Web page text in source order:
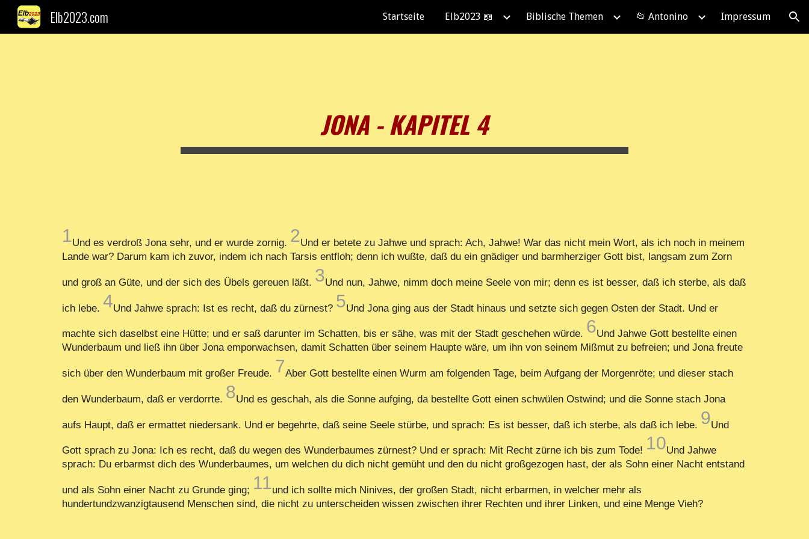
Skip to navigation
Elb2023.com Startseite Elb2023 📖 Biblische Themen 📂 Antonino Impressum
JONA - KAPITEL 4
1Und es verdroß Jona sehr, und er wurde zornig. 2Und er betete zu Jahwe und sprach: Ach, Jahwe! War das nicht mein Wort, als ich noch in meinem
Lande war? Darum kam ich zuvor, indem ich nach Tarsis entfloh; denn ich wußte, daß du ein gnädiger und barmherziger Gott bist, langsam zum Zorn
und groß an Güte, und der sich des Übels gereuen läßt. 3Und nun, Jahwe, nimm doch meine Seele von mir; denn es ist besser, daß ich sterbe, als daß
ich lebe. 4Und Jahwe sprach: Ist es recht, daß du zürnest? 5Und Jona ging aus der Stadt hinaus und setzte sich gegen Osten der Stadt. Und er
machte sich daselbst eine Hütte; und er saß darunter im Schatten, bis er sähe, was mit der Stadt geschehen würde. 6Und Jahwe Gott bestellte einen
Wunderbaum und ließ ihn über Jona emporwachsen, damit Schatten über seinem Haupte wäre, um ihn von seinem Mißmut zu befreien; und Jona freute
sich über den Wunderbaum mit großer Freude. 7Aber Gott bestellte einen Wurm am folgenden Tage, beim Aufgang der Morgenröte; und dieser stach
den Wunderbaum, daß er verdorrte. 8Und es geschah, als die Sonne aufging, da bestellte Gott einen schwülen Ostwind; und die Sonne stach Jona
aufs Haupt, daß er ermattet niedersank. Und er begehrte, daß seine Seele stürbe, und sprach: Es ist besser, daß ich sterbe, als daß ich lebe. 9Und
Gott sprach zu Jona: Ich es recht, daß du wegen des Wunderbaumes zürnest? Und er sprach: Mit Recht zürne ich bis zum Tode! 10Und Jahwe
sprach: Du erbarmst dich des Wunderbaumes, um welchen du dich nicht gemüht und den du nicht großgezogen hast, der als Sohn einer Nacht entstand
und als Sohn einer Nacht zu Grunde ging; 11und ich sollte mich Ninives, der großen Stadt, nicht erbarmen, in welcher mehr als
hundertundzwanzigtausend Menschen sind, die nicht zu unterscheiden wissen zwischen ihrer Rechten und ihrer Linken, und eine Menge Vieh?